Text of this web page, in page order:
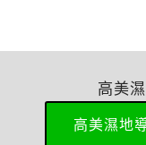
高美
高美濕地